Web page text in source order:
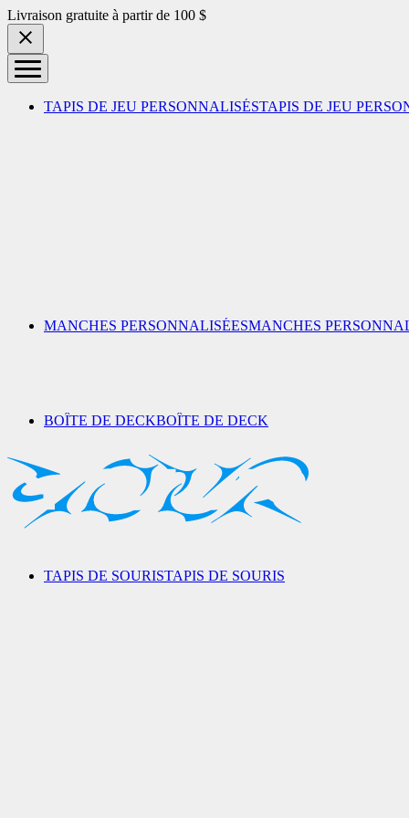
Skip to content
Livraison gratuite à partir de 100 $
TAPIS DE JEU PERSONNALISÉSTAPIS DE JEU
MANCHES PERSONNALISÉESMANCHES
BOÎTE DE DECKBOÎTE DE DECK
TAPIS DE SOURISTAPIS DE SOURIS